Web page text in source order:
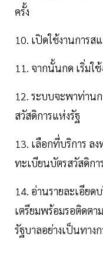
ครั้ง
10. เปิดใช้งานการ
11. จากนั้นกด เริ่มใช้
12. ระบบจะพาท่า
สวัสดิการแห่งรัฐ
13. เลือกที่บริการ ล
ทะเบียนบัตรสวัสดิกา
14. อ่านรายละเอีย
เตรียมพร้อมรอติดต
รัฐบาลอย่างเป็นทางก